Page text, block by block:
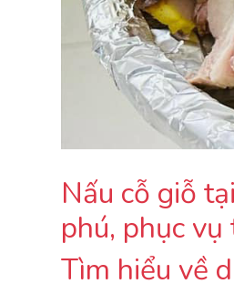
Nấu cỗ giỗ
phú, phục
Tìm hiểu về